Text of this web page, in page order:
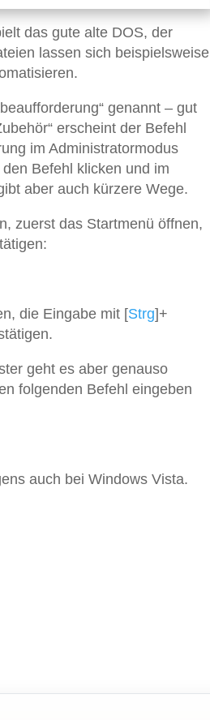
das gute alte DOS, der
lassen sich beispielsweise
genannt – gut
erscheint der Befehl
im Administratormodus
Befehl klicken und im
aber auch kürzere Wege.
zuerst das Startmenü öffnen,
die Eingabe mit [Strg]+
geht es aber genauso
folgenden Befehl eingeben
auch bei Windows Vista.